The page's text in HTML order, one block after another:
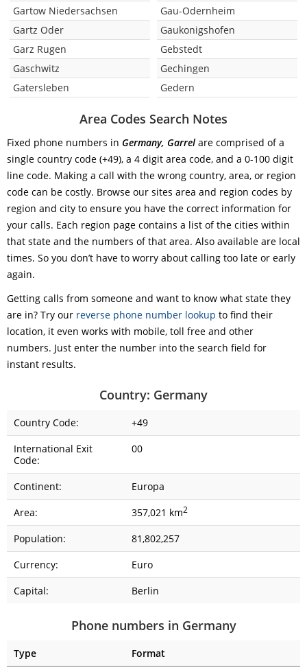
Gartow Niedersachsen
Gartz Oder
Garz Rugen
Gaschwitz
Gatersleben
Gau-Odernheim
Gaukonigshofen
Gebstedt
Gechingen
Gedern
Area Codes Search Notes
Fixed phone numbers in Germany, Garrel are comprised of a
single country code (+49), a 4 digit area code, and a 0-100 digit
line code. Making a call with the wrong country, area, or region
code can be costly. Browse our sites area and region codes by
region and city to ensure you have the correct information for
your calls. Each region page contains a list of the cities within
that state and the numbers of that area. Also available are local
times. So you don’t have to worry about calling too late or early
again.
Getting calls from someone and want to know what state they
are in? Try our reverse phone number lookup to find their
location, it even works with mobile, toll free and other
numbers. Just enter the number into the search field for
instant results.
Country: Germany
Country Code:
+49
International Exit
Code:
00
Continent:
Europa
Area:
357,021 km2
Population:
81,802,257
Currency:
Euro
Capital:
Berlin
Phone numbers in Germany
Type
Format